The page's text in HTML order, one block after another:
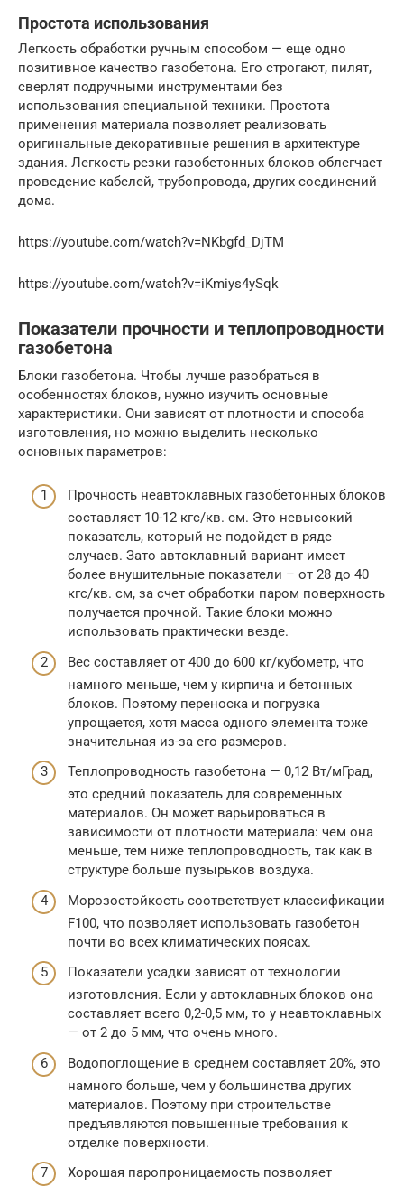
Простота использования
Легкость обработки ручным способом — еще одно
позитивное качество газобетона. Его строгают, пилят,
сверлят подручными инструментами без
использования специальной техники. Простота
применения материала позволяет реализовать
оригинальные декоративные решения в архитектуре
здания. Легкость резки газобетонных блоков облегчает
проведение кабелей, трубопровода, других соединений
дома.
https://youtube.com/watch?v=NKbgfd_DjTM
https://youtube.com/watch?v=iKmiys4ySqk
Показатели прочности и теплопроводности
газобетона
Блоки газобетона. Чтобы лучше разобраться в
особенностях блоков, нужно изучить основные
характеристики. Они зависят от плотности и способа
изготовления, но можно выделить несколько
основных параметров:
Прочность неавтоклавных газобетонных блоков
составляет 10-12 кгс/кв. см. Это невысокий
показатель, который не подойдет в ряде
случаев. Зато автоклавный вариант имеет
более внушительные показатели – от 28 до 40
кгс/кв. см, за счет обработки паром поверхность
получается прочной. Такие блоки можно
использовать практически везде.
Вес составляет от 400 до 600 кг/кубометр, что
намного меньше, чем у кирпича и бетонных
блоков. Поэтому переноска и погрузка
упрощается, хотя масса одного элемента тоже
значительная из-за его размеров.
Теплопроводность газобетона — 0,12 Вт/мГрад,
это средний показатель для современных
материалов. Он может варьироваться в
зависимости от плотности материала: чем она
меньше, тем ниже теплопроводность, так как в
структуре больше пузырьков воздуха.
Морозостойкость соответствует классификации
F100, что позволяет использовать газобетон
почти во всех климатических поясах.
Показатели усадки зависят от технологии
изготовления. Если у автоклавных блоков она
составляет всего 0,2-0,5 мм, то у неавтоклавных
— от 2 до 5 мм, что очень много.
Водопоглощение в среднем составляет 20%, это
намного больше, чем у большинства других
материалов. Поэтому при строительстве
предъявляются повышенные требования к
отделке поверхности.
Хорошая паропроницаемость позволяет